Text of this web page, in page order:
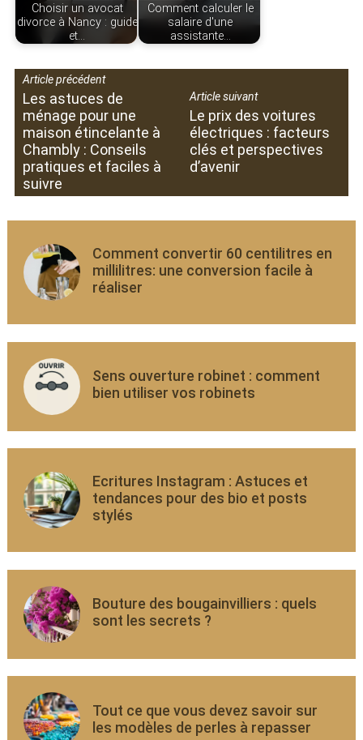
Choisir un avocat
divorce à Nancy : guide
et…
Comment calculer le
salaire d'une
assistante…
Article précédent
Les astuces de
ménage pour une
maison étincelante à
Chambly : Conseils
pratiques et faciles à
suivre
Article suivant
Le prix des voitures
électriques : facteurs
clés et perspectives
d’avenir
Comment convertir 60 centilitres en
millilitres: une conversion facile à
réaliser
Sens ouverture robinet : comment
bien utiliser vos robinets
Ecritures Instagram : Astuces et
tendances pour des bio et posts
stylés
Bouture des bougainvilliers : quels
sont les secrets ?
Tout ce que vous devez savoir sur
les modèles de perles à repasser